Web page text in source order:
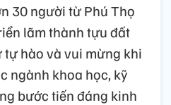
30 người từ Phú Thọ
lãm thành tựu đất
tự hào và vui mừng khi
ngành khoa học, kỹ
bước tiến đáng kinh